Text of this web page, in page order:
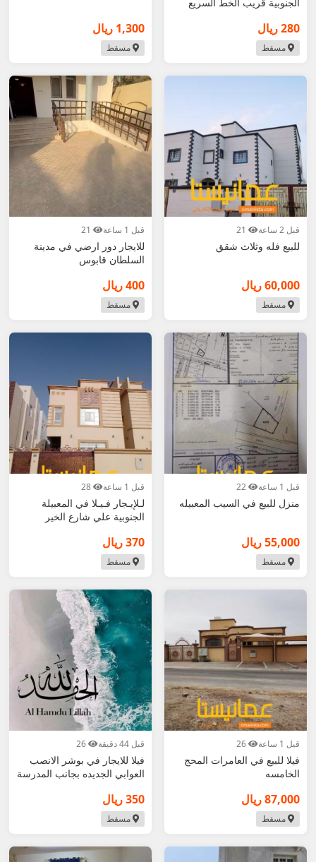
280 ريال
مسقط
1,300 ريال
مسقط
قبل 2 ساعة
للبيع فله وثلاث شقق
60,000 ريال
مسقط
قبل 1 ساعة
للايجار دور ارضي في مدينة
السلطان قابوس
400 ريال
مسقط
قبل 1 ساعة
منزل للبيع في السيب المعبيله
55,000 ريال
مسقط
قبل 1 ساعة
لـلإيـجار فـيـلا في المعبيلة
الجنوبية علي شارع الخير
370 ريال
مسقط
قبل 1 ساعة
فيلا للبيع في العامرات المحج
الخامسه
87,000 ريال
مسقط
قبل 44 دقيقة
فيلا للايجار في بوشر الانصب
العوابي الجديده بجانب المدرسة
350 ريال
مسقط